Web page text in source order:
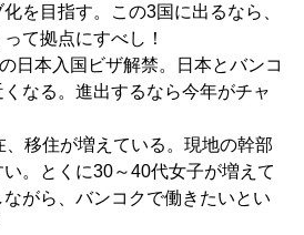
を目指す。この3国に出るなら、
て拠点にすべし！
日本入国ビザ解禁。日本とバンコ
なる。進出するなら今年がチャ
移住が増えている。現地の幹部
。とくに30～40代女子が増えて
がら、バンコクで働きたいとい